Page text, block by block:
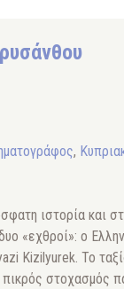
,
ιστορία και
«εχθροί»: ο
Kizilyurek. Το
πικρός στοχασμός